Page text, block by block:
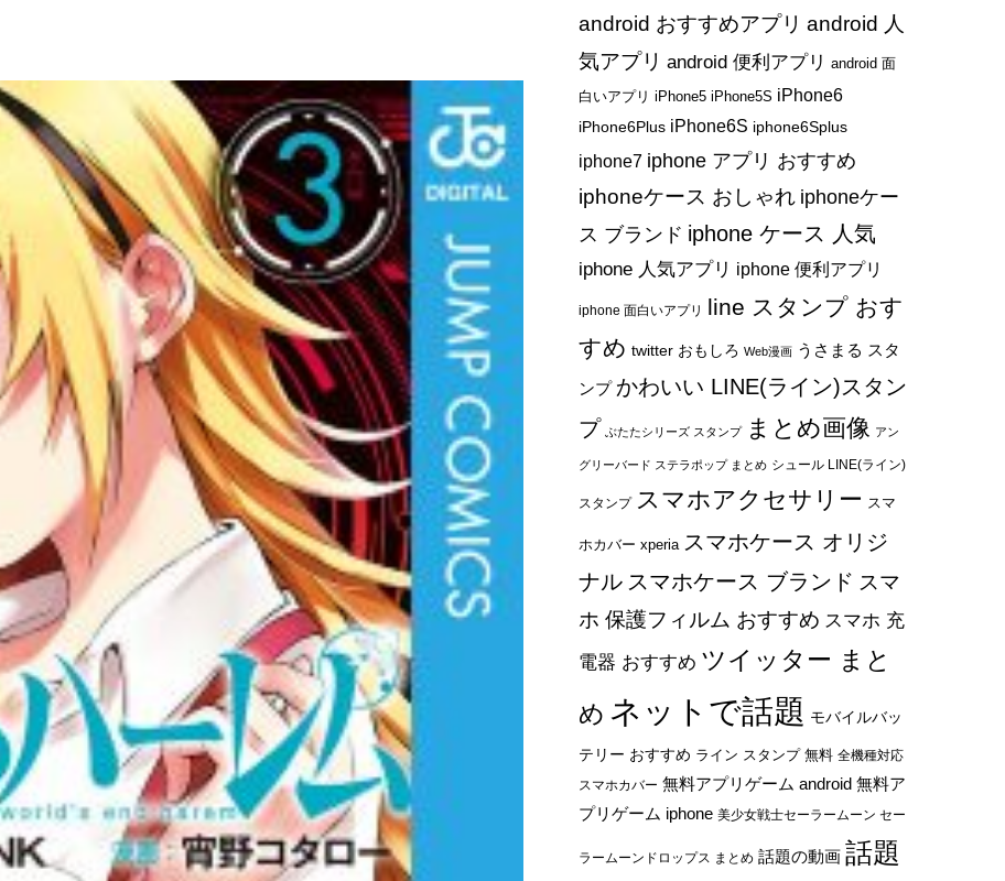
android おすすめアプリ android 人
気アプリ android 便利アプリ android 面
白いアプリ iPhone5 iPhone5S iPhone6
iPhone6Plus iPhone6S iphone6Splus
iphone7 iphone アプリ おすすめ
iphoneケース おしゃれ iphoneケー
ス ブランド iphone ケース 人気
iphone 人気アプリ iphone 便利アプリ
iphone 面白いアプリ line スタンプ おす
すめ twitter おもしろ Web漫画 うさまる スタ
ンプ かわいい LINE(ライン)スタン
プ ぶたたシリーズ スタンプ まとめ画像 アン
グリーバード ステラポップ まとめ シュール LINE(ライン)
スタンプ スマホアクセサリー スマ
ホカバー xperia スマホケース オリジ
ナル スマホケース ブランド スマ
ホ 保護フィルム おすすめ スマホ 充
電器 おすすめ ツイッター まと
め ネットで話題 モバイルバッ
テリー おすすめ ライン スタンプ 無料 全機種対応
スマホカバー 無料アプリゲーム android 無料ア
プリゲーム iphone 美少女戦士セーラームーン セー
ラームーンドロップス まとめ 話題の動画 話題